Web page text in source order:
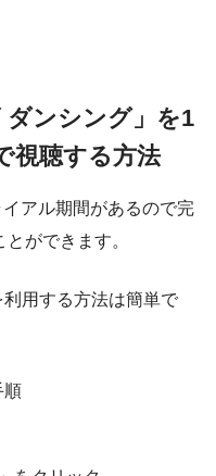
ンシング」を1
視聴する方法
アル期間があるので完
ができます。
用する方法は簡単で
順